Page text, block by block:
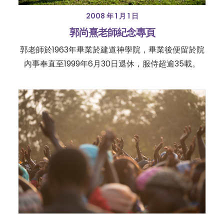
2008 年 1 月 1 日
郭尚熹老師紀念專頁
郭老師於1963年畢業於建道神學院，畢業後便留於院
內事奉直至1999年6月30日退休，服侍超逾35載。